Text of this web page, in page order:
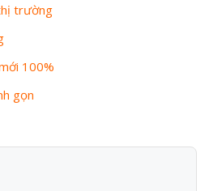
trường
100%
gọn